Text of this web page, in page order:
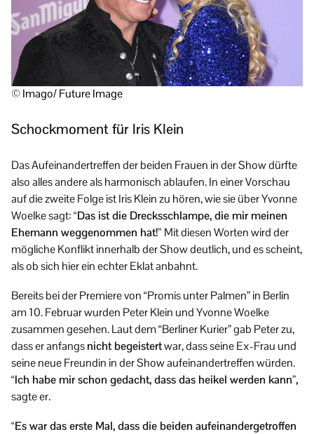
© Imago/ Future Image
Schockmoment für Iris Klein
Das Aufeinandertreffen der beiden Frauen in der Show dürfte
also alles andere als harmonisch ablaufen. In einer Vorschau
auf die zweite Folge ist Iris Klein zu hören, wie sie über Yvonne
Woelke sagt:“Das ist die Drecksschlampe, die mir meinen
Ehemann weggenommen hat!” Mit diesen Worten wird der
mögliche Konflikt innerhalb der Show deutlich, und es scheint,
als ob sich hier ein echter Eklat anbahnt.
Bereits bei der Premiere von “Promis unter Palmen” in Berlin
am 10. Februar wurden Peter Klein und Yvonne Woelke
zusammen gesehen. Laut dem “Berliner Kurier” gab Peter zu,
dass er anfangsnicht begeistertwar, dass seine Ex-Frau und
seine neue Freundin in der Show aufeinandertreffen würden.
“Ich habe mir schon gedacht, dass das heikel werden kann”,
sagte er.
“Es war das erste Mal, dass die beiden aufeinandergetroffen